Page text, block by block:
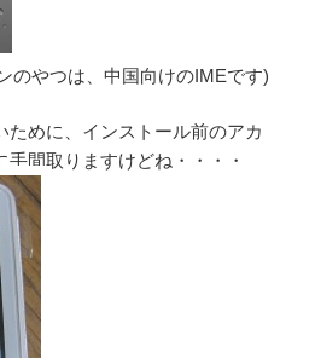
のやつは、中国向けのIMEです)
ために、インストール前のアカ
間取りますけどね・・・・